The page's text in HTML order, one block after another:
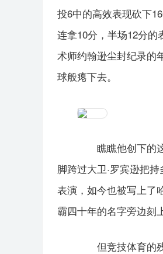
投6中的高效表现砍下
连拿10分，半场12分
术师约翰逊尘封纪录的
球般瘪下去。
瞧瞧他创下的这
脚跨过大卫·罗宾逊把
表演，如今也被写上了
霸四十年的名字旁边刻
但竞技体育的残